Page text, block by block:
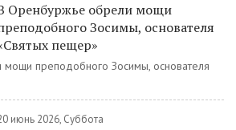
Оренбуржье обрели мощи
Зосимы, основателя
пещер»
преподобного Зосимы, основателя
июнь 2026, Суббота